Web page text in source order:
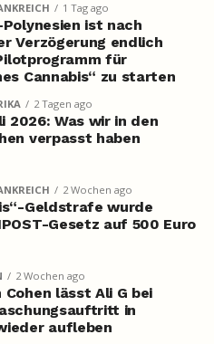
1 Tag ago
ist nach
Verzögerung endlich
für
Cannabis“ zu starten
2 Tagen ago
2026: Was wir in den
verpasst haben
2 Wochen ago
Geldstrafe wurde
Gesetz auf 500 Euro
2 Wochen ago
Cohen lässt Ali G bei
in
aufleben